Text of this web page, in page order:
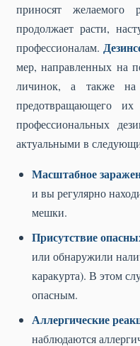
приносят желаемого
продолжает расти,
профессионалам.
мер, направленных на
личинок, а также на
предотвращающего их
профессиональных
актуальными в
Масштабное
и вы регулярно
мешки.
Присутствие
или обнаружили
каракурта). В этом
опасным.
Аллергические
наблюдаются